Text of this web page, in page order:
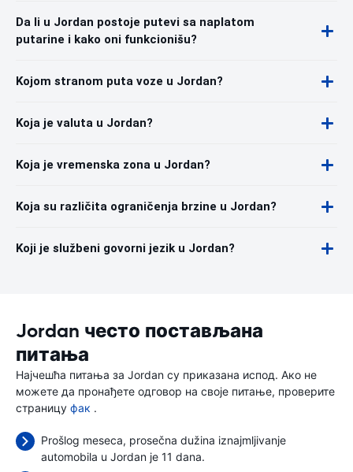
Da li u Jordan postoje putevi sa naplatom
putarine i kako oni funkcionišu?
Kojom stranom puta voze u Jordan?
Koja je valuta u Jordan?
Koja je vremenska zona u Jordan?
Koja su različita ograničenja brzine u Jordan?
Koji je službeni govorni jezik u Jordan?
Jordan често постављана
питања
Најчешћа питања за Jordan су приказана испод. Ако не
можете да пронађете одговор на своје питање, проверите
страницу фак .
Prošlog meseca, prosečna dužina iznajmljivanje
automobila u Jordan je 11 dana.